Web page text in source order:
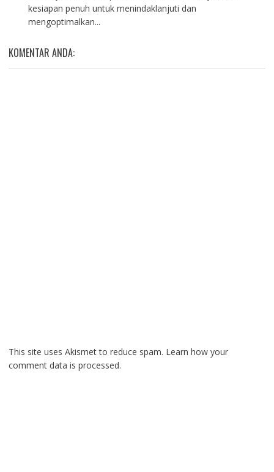
kesiapan penuh untuk menindaklanjuti dan
mengoptimalkan...
KOMENTAR ANDA:
This site uses Akismet to reduce spam. Learn how your
comment data is processed.